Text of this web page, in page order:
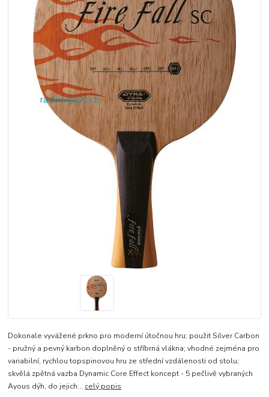
Dokonale vyvážené prkno pro moderní útočnou hru; použit Silver Carbon
- pružný a pevný karbon doplněný o stříbrná vlákna; vhodné zejména pro
variabilní, rychlou topspinovou hru ze střední vzdálenosti od stolu;
skvělá zpětná vazba Dynamic Core Effect koncept - 5 pečlivě vybraných
Ayous dýh, do jejich... celý popis